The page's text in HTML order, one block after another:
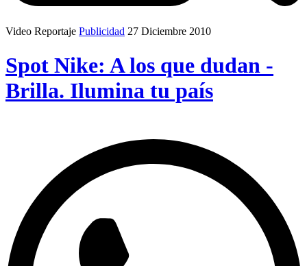
Video Reportaje Publicidad 27 Diciembre 2010
Spot Nike: A los que dudan -
Brilla. Ilumina tu país